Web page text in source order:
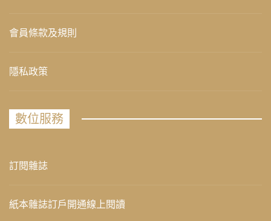
會員條款及規則
隱私政策
數位服務
訂閱雜誌
紙本雜誌訂戶開通線上閱讀